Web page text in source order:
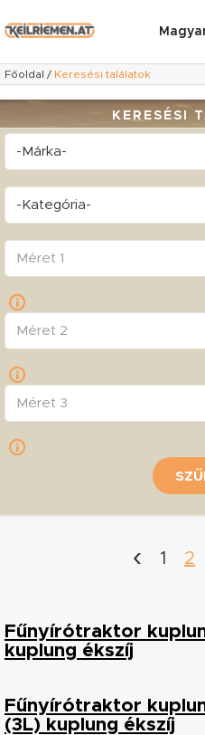
Főoldal / Keresési találatok
KERESÉSI
-Márka-
-Kategória-
‹ 1 2
Fűnyírótraktor
kuplung ékszíj
Fűnyírótraktor
(3L) kuplung ékszíj